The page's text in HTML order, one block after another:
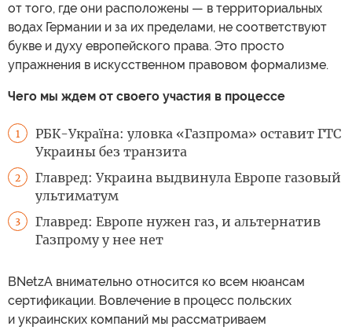
от того, где они расположены — в территориальных
водах Германии и за их пределами, не соответствуют
букве и духу европейского права. Это просто
упражнения в искусственном правовом формализме.
Чего мы ждем от своего участия в процессе
1
РБК-Україна: уловка «Газпрома» оставит ГТС
Украины без транзита
2
Главред: Украина выдвинула Европе газовый
ультиматум
3
Главред: Европе нужен газ, и альтернатив
Газпрому у нее нет
BNetzA внимательно относится ко всем нюансам
сертификации. Вовлечение в процесс польских
и украинских компаний мы рассматриваем